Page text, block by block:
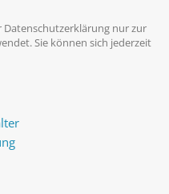
Datenschutzerklärung nur zur
Sie können sich jederzeit